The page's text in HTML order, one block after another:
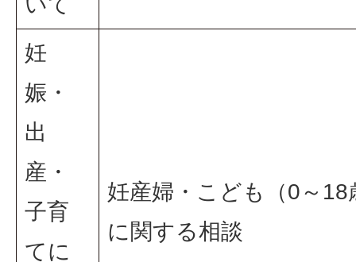
妊
娠・
出
産・
子育
てに
妊産婦・こども（0～18
に関する相談